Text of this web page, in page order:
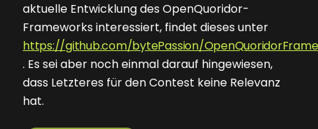
aktuelle Entwicklung des OpenQuoridor-
Frameworks interessiert, findet dieses unter
https://github.com/bytePassion/
. Es sei aber noch einmal darauf hingewiesen,
dass Letzteres für den Contest keine Relevanz
hat.